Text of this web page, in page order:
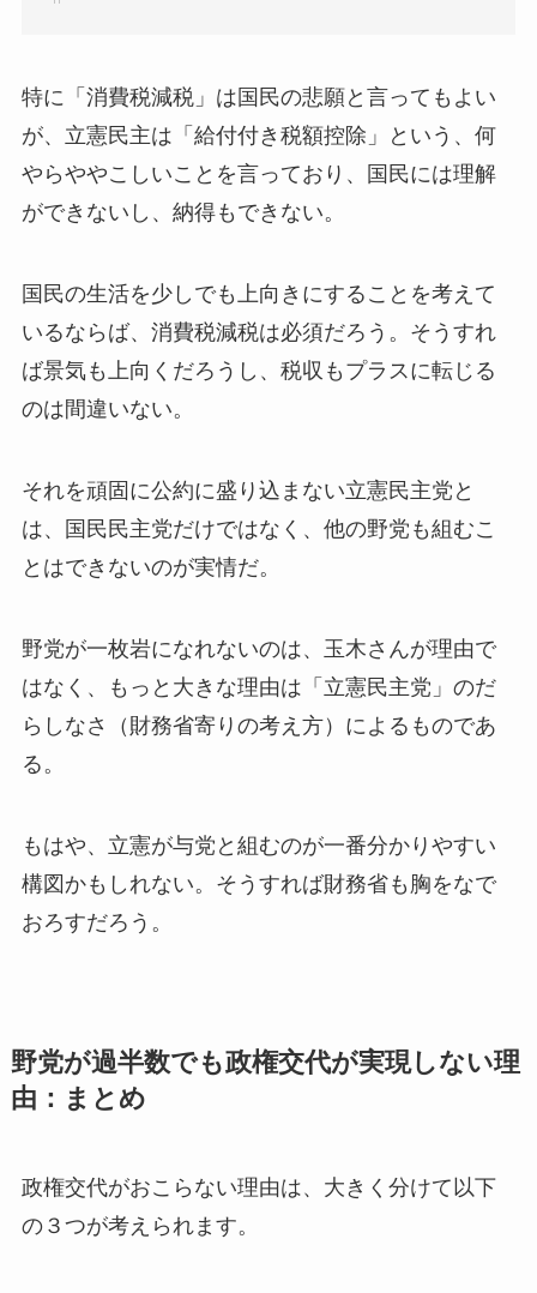
特に「消費税減税」は国民の悲願と言ってもよい
が、立憲民主は「給付付き税額控除」という、何
やらややこしいことを言っており、国民には理解
ができないし、納得もできない。
国民の生活を少しでも上向きにすることを考えて
いるならば、消費税減税は必須だろう。そうすれ
ば景気も上向くだろうし、税収もプラスに転じる
のは間違いない。
それを頑固に公約に盛り込まない立憲民主党と
は、国民民主党だけではなく、他の野党も組むこ
とはできないのが実情だ。
野党が一枚岩になれないのは、玉木さんが理由で
はなく、もっと大きな理由は「立憲民主党」のだ
らしなさ（財務省寄りの考え方）によるものであ
る。
もはや、立憲が与党と組むのが一番分かりやすい
構図かもしれない。そうすれば財務省も胸をなで
おろすだろう。
野党が過半数でも政権交代が実現しない理
由：まとめ
政権交代がおこらない理由は、大きく分けて以下
の３つが考えられます。